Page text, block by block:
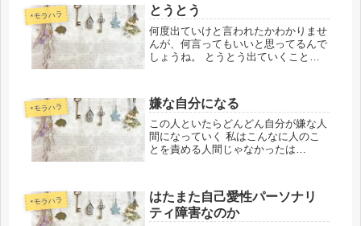
とした家庭の中で鬱々としていた時
に、私の話を聞いて理解を示してくだ
さる...
*モラハラ とうとう
何度出ていけと言われたかわかりませ
んが、何言ってもいいと思ってるんで
しょうね。 とうとう出ていくことに
から帰省予定でしたが、土曜から帰っ
てきています。 もう今日出ていけ！
と...
*モラハラ 嫌な自分になる
この人といたらどんどん自分が嫌な人
間になっていく 私はこんなに人のこ
とを責める人間じゃなかったは
に○○のせいで！！！とか思ったりす
る人間じゃなかったはず。 ○ね！とま
で思う...
*モラハラ
はたまた自己愛性パーソナリ
ティ障害なのか